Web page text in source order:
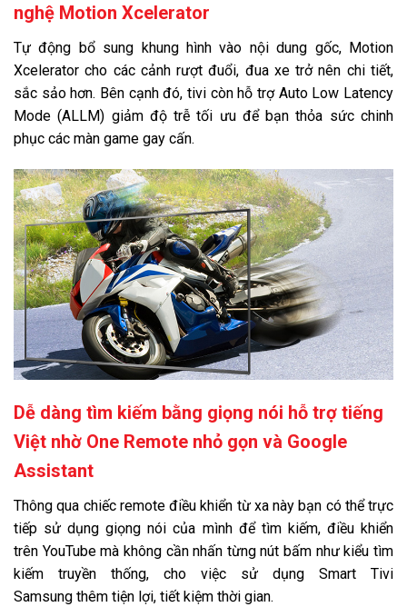
nghệ Motion Xcelerator
Tự động bổ sung khung hình vào nội dung gốc, Motion
Xcelerator cho các cảnh rượt đuổi, đua xe trở nên chi tiết,
sắc sảo hơn. Bên cạnh đó, tivi còn hỗ trợ Auto Low Latency
Mode (ALLM) giảm độ trễ tối ưu để bạn thỏa sức chinh
phục các màn game gay cấn.
Dễ dàng tìm kiếm bằng giọng nói hỗ trợ tiếng
Việt nhờ One Remote nhỏ gọn và Google
Assistant
Thông qua chiếc remote điều khiển từ xa này bạn có thể trực
tiếp sử dụng giọng nói của mình để tìm kiếm, điều khiển
trên YouTube mà không cần nhấn từng nút bấm như kiểu tìm
kiếm truyền thống, cho việc sử dụng Smart Tivi
Samsung thêm tiện lợi, tiết kiệm thời gian.